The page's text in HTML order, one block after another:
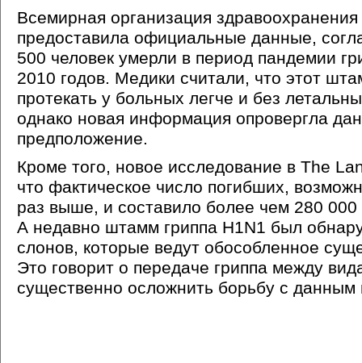
Всемирная организация здравоохранения
предоставила официальные данные,
500 человек умерли в период пандемии
2010 годов. Медики считали, что этот
протекать у больных легче и без
однако новая информация опровергла
предположение.
Кроме того, новое исследование в The
что фактическое число погибших,
раз выше, и составило более чем 280 000
А недавно штамм гриппа H1N1 был
слонов, которые ведут обособленное
Это говорит о передаче гриппа между
существенно осложнить борьбу с данным